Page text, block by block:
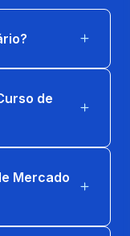
de
Mercado